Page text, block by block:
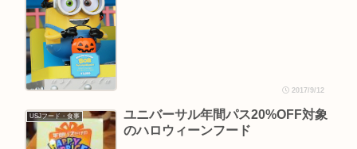
2017/9/12
USJフード・食事
ユニバーサル年間パス20%OFF対象
のハロウィーンフード